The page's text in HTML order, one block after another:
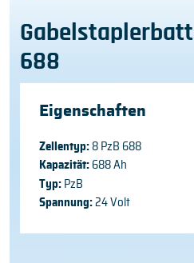
688
Eigenschaften
Zellentyp: 8 PzB 688
Kapazität:688 Ah
Typ: PzB
Spannung:24 Volt